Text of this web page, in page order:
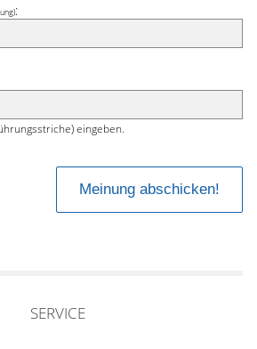
:
eingeben.
SERVICE